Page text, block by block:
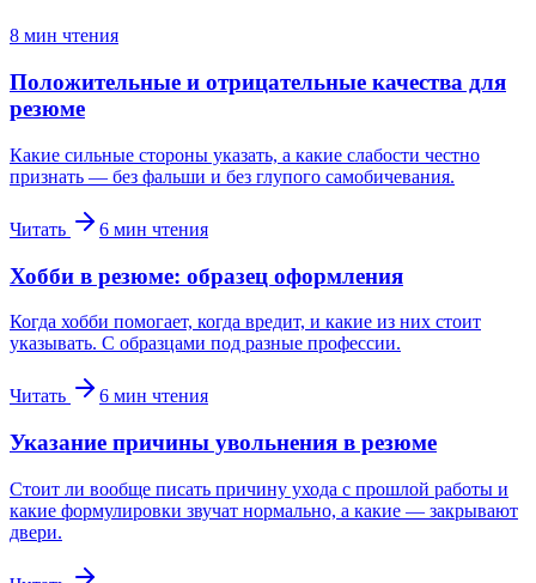
8 мин чтения
Положительные и отрицательные качества для
резюме
Какие сильные стороны указать, а какие слабости честно
признать — без фальши и без глупого самобичевания.
Читать 6 мин чтения
Хобби в резюме: образец оформления
Когда хобби помогает, когда вредит, и какие из них стоит
указывать. С образцами под разные профессии.
Читать 6 мин чтения
Указание причины увольнения в резюме
Стоит ли вообще писать причину ухода с прошлой работы и
какие формулировки звучат нормально, а какие — закрывают
двери.